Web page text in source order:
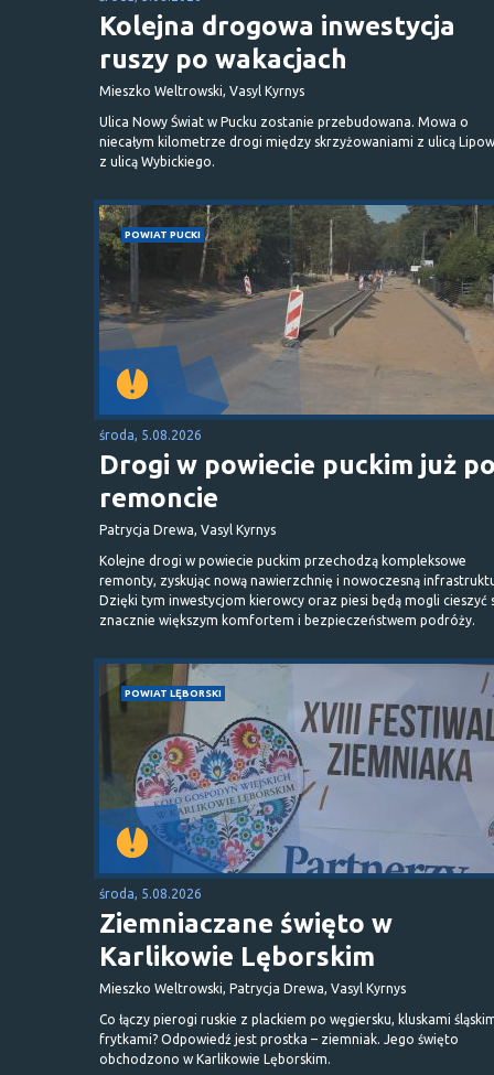
Kolejna drogowa inwestycja
ruszy po wakacjach
Mieszko Weltrowski, Vasyl Kyrnys
Ulica Nowy Świat w Pucku zostanie przebudowana. Mowa o
niecałym kilometrze drogi między skrzyżowaniami z ulicą
z ulicą Wybickiego.
POWIAT PUCKI
środa, 5.08.2026
Drogi w powiecie puckim już
remoncie
Patrycja Drewa, Vasyl Kyrnys
Kolejne drogi w powiecie puckim przechodzą kompleksowe
remonty, zyskując nową nawierzchnię i nowoczesną
Dzięki tym inwestycjom kierowcy oraz piesi będą mogli cieszyć
znacznie większym komfortem i bezpieczeństwem podróży.
POWIAT LĘBORSKI
środa, 5.08.2026
Ziemniaczane święto w
Karlikowie Lęborskim
Mieszko Weltrowski, Patrycja Drewa, Vasyl Kyrnys
Co łączy pierogi ruskie z plackiem po węgiersku, kluskami
frytkami? Odpowiedź jest prostka – ziemniak. Jego święto
obchodzono w Karlikowie Lęborskim.